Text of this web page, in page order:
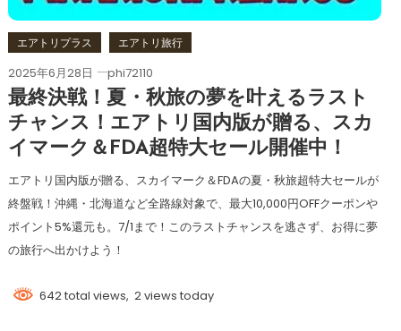
エアトリプラス エアトリ旅行
2025年6月28日 phi72110
最終決戦！夏・秋旅の夢を叶えるラスト
チャンス！エアトリ国内版が贈る、スカ
イマーク＆FDA超特大セール開催中！
エアトリ国内版が贈る、スカイマーク＆FDAの夏・秋旅超特大セールが
終盤戦！沖縄・北海道など全路線対象で、最大10,000円OFFクーポンや
ポイント5%還元も。7/1まで！このラストチャンスを逃さず、お得に夢
の旅行へ出かけよう！
642 total views, 2 views today